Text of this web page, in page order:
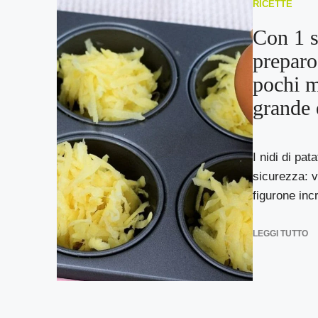
RICETTE
Con 1
pochi
grande
I nidi di
sicurezza:
figurone
LEGGI TUTTO